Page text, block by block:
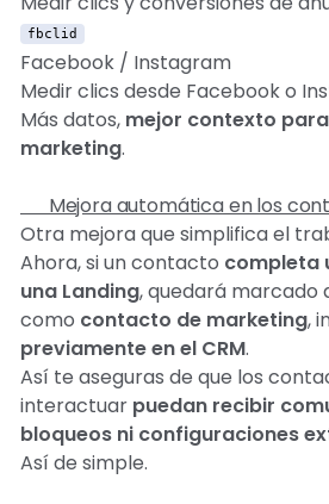
fbclid
Facebook / Instagram
Medir clics desde Facebook o
Más datos, mejor contexto
marketing.
🚀 Mejora automática en los
Otra mejora que simplifica el
Ahora, si un contacto completa
una Landing, quedará
como contacto de marketing,
previamente en el CRM.
Así te aseguras de que los
interactuar puedan recibir
bloqueos ni configuraciones
Así de simple. ✨